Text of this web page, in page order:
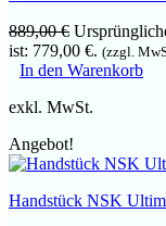
889,00€
ist: 779,00 €. (zzgl.
In den Warenkorb
exkl. MwSt.
Angebot!
Handstück NSK